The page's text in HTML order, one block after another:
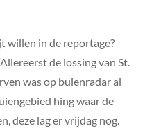
willen in de reportage?
de lossing van St.
was op buienradar al
hing waar de
deze lag er vrijdag nog.